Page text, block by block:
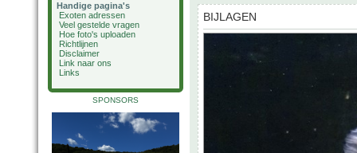
Handige pagina's
Exoten adressen
Veel gestelde vragen
Hoe foto's uploaden
Richtlijnen
Disclaimer
Link naar ons
Links
SPONSORS
BIJLAGEN